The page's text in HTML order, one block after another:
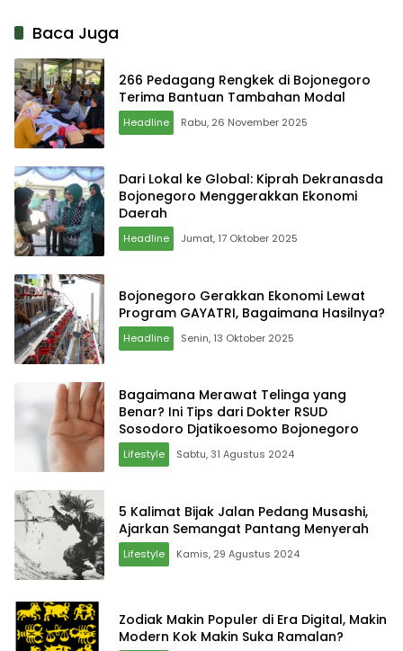
Baca Juga
266 Pedagang Rengkek di Bojonegoro
Terima Bantuan Tambahan Modal
Headline Rabu, 26 November 2025
Dari Lokal ke Global: Kiprah Dekranasda
Bojonegoro Menggerakkan Ekonomi
Daerah
Headline Jumat, 17 Oktober 2025
Bojonegoro Gerakkan Ekonomi Lewat
Program GAYATRI, Bagaimana Hasilnya?
Headline Senin, 13 Oktober 2025
Bagaimana Merawat Telinga yang
Benar? Ini Tips dari Dokter RSUD
Sosodoro Djatikoesomo Bojonegoro
Lifestyle Sabtu, 31 Agustus 2024
5 Kalimat Bijak Jalan Pedang Musashi,
Ajarkan Semangat Pantang Menyerah
Lifestyle Kamis, 29 Agustus 2024
Zodiak Makin Populer di Era Digital, Makin
Modern Kok Makin Suka Ramalan?